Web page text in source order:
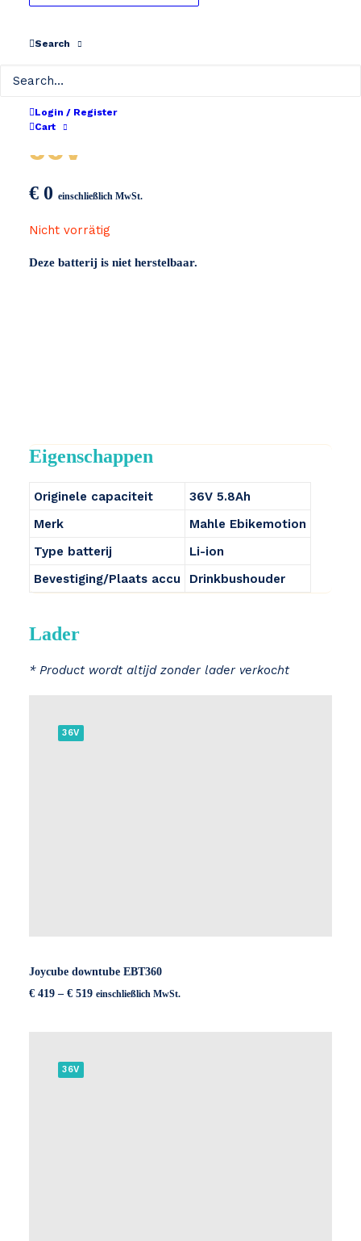
Search
Login / Register
Cart
Mahle eBikemotion
36V
€ 0 einschließlich MwSt.
Nicht vorrätig
Deze batterij is niet herstelbaar.
Eigenschappen
Originele capaciteit
36V 5.8Ah
Merk
Mahle Ebikemotion
Type batterij
Li-ion
Bevestiging/Plaats accu
Drinkbushouder
Lader
* Product wordt altijd zonder lader verkocht
36V
Joycube downtube EBT360
€ 419 – € 519Preisspanne:
einschließlich MwSt.
36V